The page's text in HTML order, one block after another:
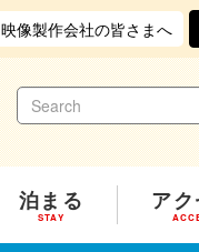
映像製作会社の皆さまへ
S
e
a
r
c
h
泊まる
STAY
ア